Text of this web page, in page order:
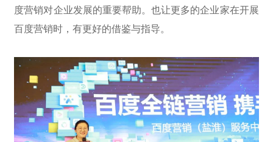
度营销对企业发展的重要帮助。也让更多的企业家在开展
百度营销时，有更好的借鉴与指导。